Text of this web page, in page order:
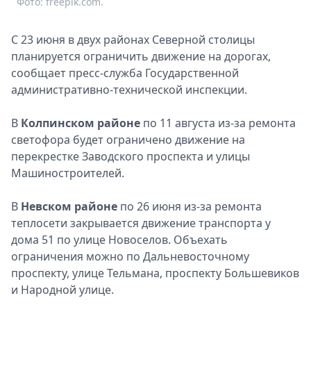
С 23 июня в двух районах Северной столицы
планируется ограничить движение на дорогах,
сообщает пресс-служба Государственной
административно-технической инспекции.
В Колпинском районе по 11 августа из-за ремонта
светофора будет ограничено движение на
перекрестке Заводского проспекта и улицы
Машиностроителей.
В Невском районе по 26 июня из-за ремонта
теплосети закрывается движение транспорта у
дома 51 по улице Новоселов. Объехать
ограничения можно по Дальневосточному
проспекту, улице Тельмана, проспекту Большевиков
и Народной улице.